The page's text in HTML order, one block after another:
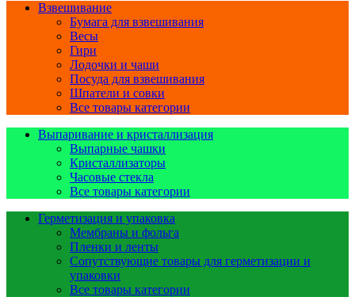
Взвешивание
Бумага для взвешивания
Весы
Гири
Лодочки и чаши
Посуда для взвешивания
Шпатели и совки
Все товары категории
Выпаривание и кристаллизация
Выпарные чашки
Кристаллизаторы
Часовые стекла
Все товары категории
Герметизация и упаковка
Мембраны и фольга
Пленки и ленты
Сопутствующие товары для герметизации и
упаковки
Все товары категории